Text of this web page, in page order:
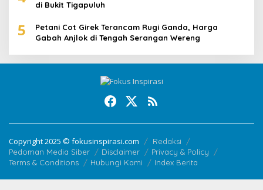
di Bukit Tigapuluh
5
Petani Cot Girek Terancam Rugi Ganda, Harga
Gabah Anjlok di Tengah Serangan Wereng
Copyright 2025 © fokusinspirasi.com
Redaksi
Pedoman Media Siber
Disclaimer
Privacy & Policy
Terms & Conditions
Hubungi Kami Index Berita